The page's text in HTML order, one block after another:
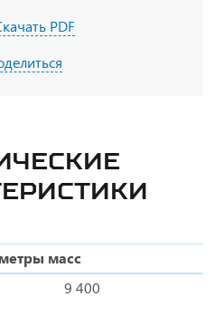
PDF
масс
9 400